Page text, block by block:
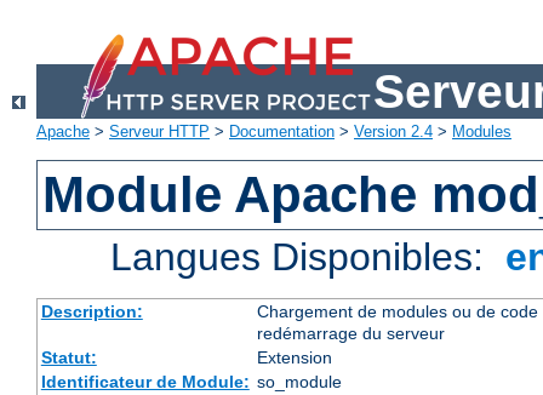
Apache > Serveur HTTP > Documentation > Version 2.4 > Modules
Module Apache
Langues Disponibles:
Description:
Chargement de modules ou de
redémarrage du serveur
Statut:
Extension
Identificateur de Module: so_module